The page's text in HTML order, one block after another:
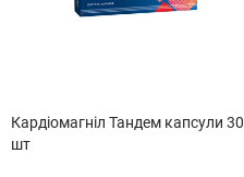
Кардіомагніл Тандем капсули 30
шт